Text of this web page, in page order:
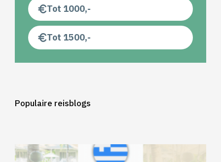
Tot 1000,-
Tot 1500,-
Populaire reisblogs